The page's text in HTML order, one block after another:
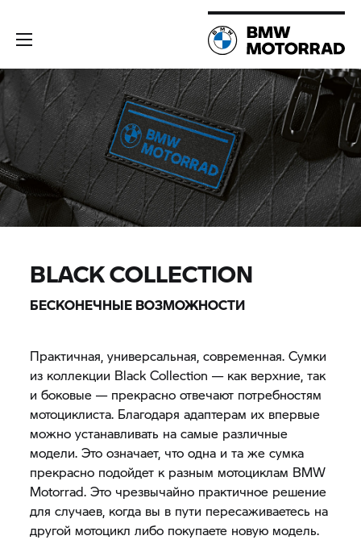
BLACK COLLECTION
БЕСКОНЕЧНЫЕ ВОЗМОЖНОСТИ
Практичная, универсальная, современная. Сумки
из коллекции Black Collection — как верхние, так
и боковые — прекрасно отвечают потребностям
мотоциклиста. Благодаря адаптерам их впервые
можно устанавливать на самые различные
модели. Это означает, что одна и та же сумка
прекрасно подойдет к разным мотоциклам BMW
Motorrad. Это чрезвычайно практичное решение
для случаев, когда вы в пути пересаживаетесь на
другой мотоцикл либо покупаете новую модель.